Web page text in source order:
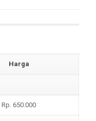
Harga
Rp. 650.000